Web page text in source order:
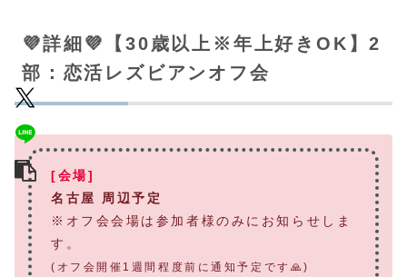
💜詳細💜【30歳以上※年上好きOK】2
部：恋活レズビアンオフ会
[会場]
名古屋 周辺予定
※オフ会会場は参加者様のみにお知らせしま
す。
(オフ会開催1週間程度前に通知予定です🙏)